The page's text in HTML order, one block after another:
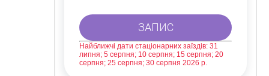
Найближчі дати стаціонарних заїздів: 31
липня; 5 серпня; 10 серпня; 15 серпня; 20
серпня; 25 серпня; 30 серпня 2026 р.